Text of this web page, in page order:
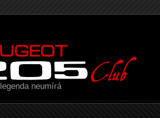
legenda neumírá